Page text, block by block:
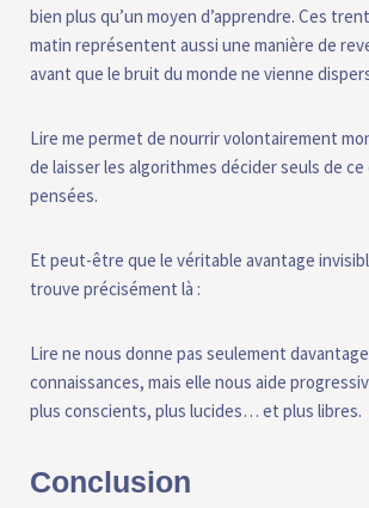
bien plus qu’un moyen d’apprendre. Ces
matin représentent aussi une manière de
avant que le bruit du monde ne vienne
Lire me permet de nourrir volontairement
de laisser les algorithmes décider seuls de ce
pensées.
Et peut-être que le véritable avantage
trouve précisément là :
Lire ne nous donne pas seulement
connaissances, mais elle nous aide
plus conscients, plus lucides… et plus libres.
Conclusion